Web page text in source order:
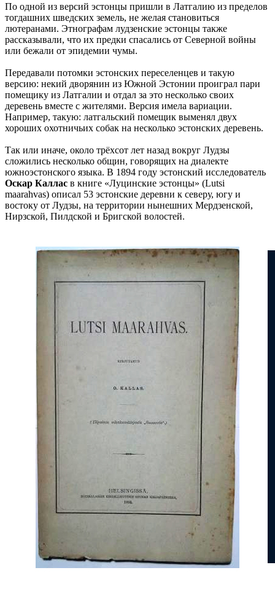
По одной из версий эстонцы пришли в Латгалию из пределов
тогдашних шведских земель, не желая становиться
лютеранами. Этнографам лудзенские эстонцы также
рассказывали, что их предки спасались от Северной войны
или бежали от эпидемии чумы.
Передавали потомки эстонских переселенцев и такую
версию: некий дворянин из Южной Эстонии проиграл пари
помещику из Латгалии и отдал за это несколько своих
деревень вместе с жителями. Версия имела вариации.
Например, такую: латгальский помещик выменял двух
хороших охотничьих собак на несколько эстонских деревень.
Так или иначе, около трёхсот лет назад вокруг Лудзы
сложились несколько общин, говорящих на диалекте
южноэстонского языка. В 1894 году эстонский исследователь
Оскар Каллас в книге «Луцинские эстонцы» (Lutsi
maarahvas) описал 53 эстонские деревни к северу, югу и
востоку от Лудзы, на территории нынешних Мердзенской,
Нирзской, Пилдской и Бригской волостей.